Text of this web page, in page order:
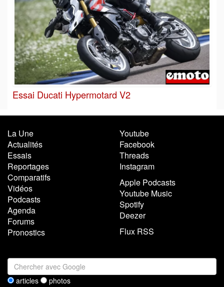
Essai Ducati Hypermotard V2
La Une
Actualités
Essais
Reportages
Comparatifs
Vidéos
Podcasts
Agenda
Forums
Pronostics
Youtube
Facebook
Threads
Instagram
Apple Podcasts
Youtube Music
Spotify
Deezer
Flux RSS
articles photos